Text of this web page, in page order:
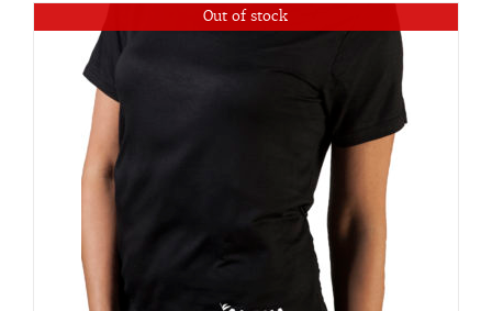
Out of stock